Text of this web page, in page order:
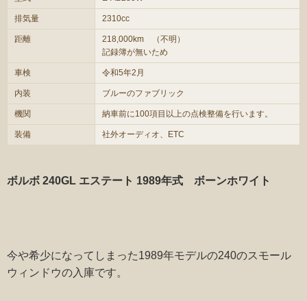
排気量 2310cc
距離
218,000km （不明）
記録簿が無いため
車検 令和5年2月
内装 ブルーのファブリック
機関 納車前に100項目以上の点検整備を行います。
装備 社外オーディオ、ETC
ボルボ 240GL エステート 1989年式 ボーンホワイト
今や希少になってしまった1989年モデルの240のスモール
ウィンドウの入庫です。